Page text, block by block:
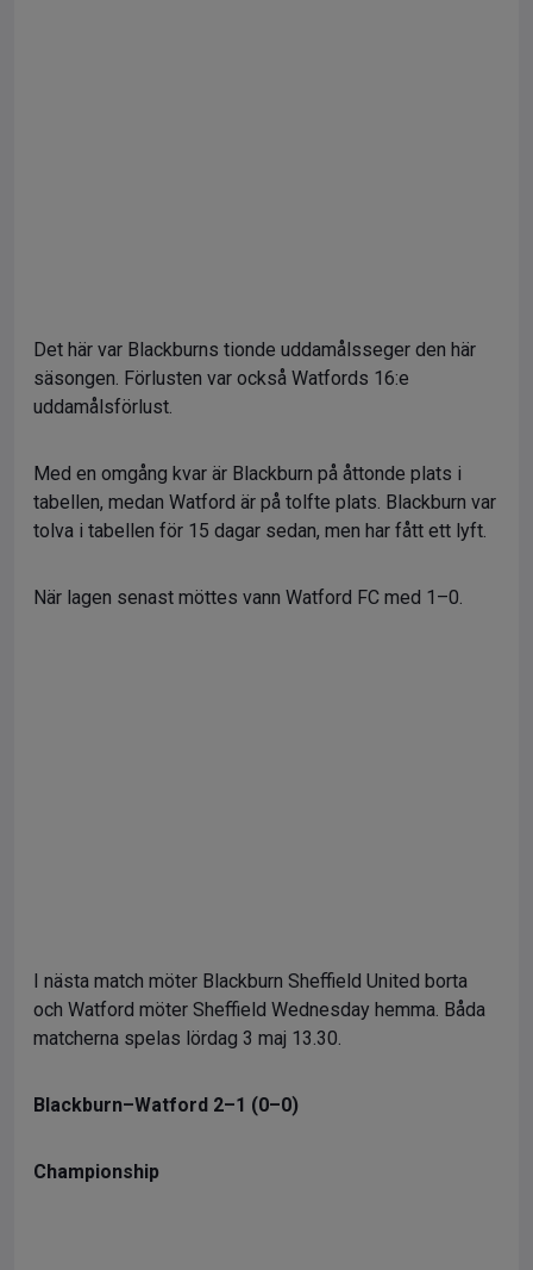
Det här var Blackburns tionde uddamålsseger den här
säsongen. Förlusten var också Watfords 16:e
uddamålsförlust.
Med en omgång kvar är Blackburn på åttonde plats i
tabellen, medan Watford är på tolfte plats. Blackburn var
tolva i tabellen för 15 dagar sedan, men har fått ett lyft.
När lagen senast möttes vann Watford FC med 1–0.
I nästa match möter Blackburn Sheffield United borta
och Watford möter Sheffield Wednesday hemma. Båda
matcherna spelas lördag 3 maj 13.30.
Blackburn–Watford 2–1 (0–0)
Championship